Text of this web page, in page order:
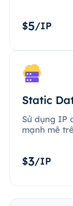
$5/IP
Static
Sử dụng IP
mạnh mẽ
$3/IP